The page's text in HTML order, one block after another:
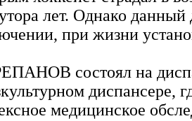
лет. Однако данный
при жизни
состоял на
диспансере,
медицинское